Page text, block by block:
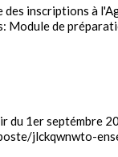
des inscriptions à
Module de
du 1er septémbre
jlckqwnwto-